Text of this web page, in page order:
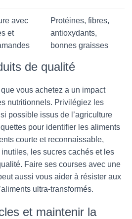
avec
et
Protéines, fibres,
antioxydants,
bonnes graisses
de qualité
vous achetez a un impact
nutritionnels. Privilégiez les
possible issus de l’agriculture
pour identifier les aliments
courte et reconnaissable,
les sucres cachés et les
Faire ses courses avec une
aussi vous aider à résister aux
ultra-transformés.
et maintenir la